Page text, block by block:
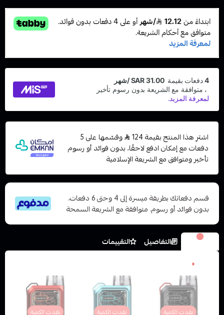
اشترِ هذا المنتج بقيمة 124
وقسّمها على 5
دفعات مع إمكان ادفع لاحقًا، بدون فوائد أو رسوم
تأخير ومتوافق مع الشريعة الإسلامية
قسم دفعاتك بطريقة ميسرة إلى 4 وحتى 6 دفعات،
بدون فوائد أو رسوم. متوافقة مع الشريعة السمحة
الخيارات التفاصيل
التقييمات
*
نفدت الكمية نفدت الكمية نفدت الكمية